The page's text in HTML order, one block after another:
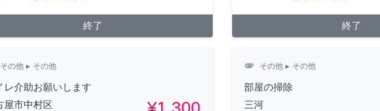
終了 終了
その他 ▸ その他
レ介助お願いします
屋市中村区
attachment その他▸ その他
部屋の掃除
三河